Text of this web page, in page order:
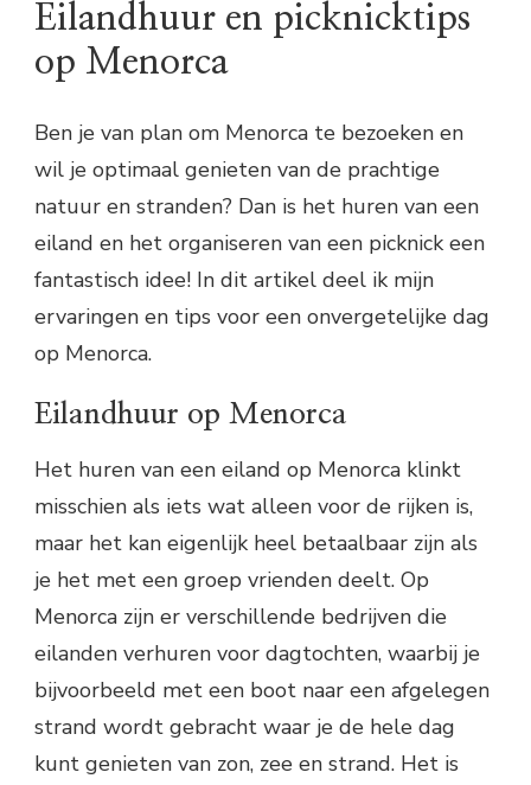
Eilandhuur en picknicktips
op Menorca
Ben je van plan om Menorca te bezoeken en
wil je optimaal genieten van de prachtige
natuur en stranden? Dan is het huren van een
eiland en het organiseren van een picknick een
fantastisch idee! In dit artikel deel ik mijn
ervaringen en tips voor een onvergetelijke dag
op Menorca.
Eilandhuur op Menorca
Het huren van een eiland op Menorca klinkt
misschien als iets wat alleen voor de rijken is,
maar het kan eigenlijk heel betaalbaar zijn als
je het met een groep vrienden deelt. Op
Menorca zijn er verschillende bedrijven die
eilanden verhuren voor dagtochten, waarbij je
bijvoorbeeld met een boot naar een afgelegen
strand wordt gebracht waar je de hele dag
kunt genieten van zon, zee en strand. Het is